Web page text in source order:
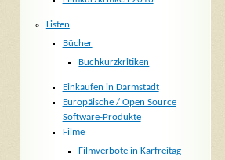
Listen
Bücher
Buchkurzkritiken
Einkaufen in Darmstadt
Europäische / Open Source
Software-Produkte
Filme
Filmverbote in Karfreitag